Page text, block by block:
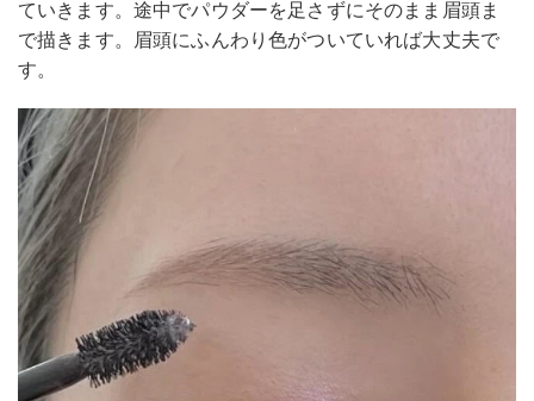
ていきます。途中でパウダーを足さずにそのまま眉頭ま
で描きます。眉頭にふんわり色がついていれば大丈夫で
す。